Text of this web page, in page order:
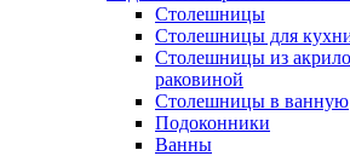
Столешницы
Столешницы для
Столешницы из
раковиной
Столешницы в ванную
Подоконники
Ванны